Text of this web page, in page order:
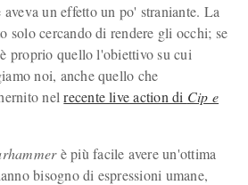
aveva un effetto un po' straniante. La
solo cercando di rendere gli occhi; se
proprio quello l'obiettivo su cui
noi, anche quello che
nelrecente live action di Cip e
è più facile avere un'ottima
bisogno di espressioni umane,